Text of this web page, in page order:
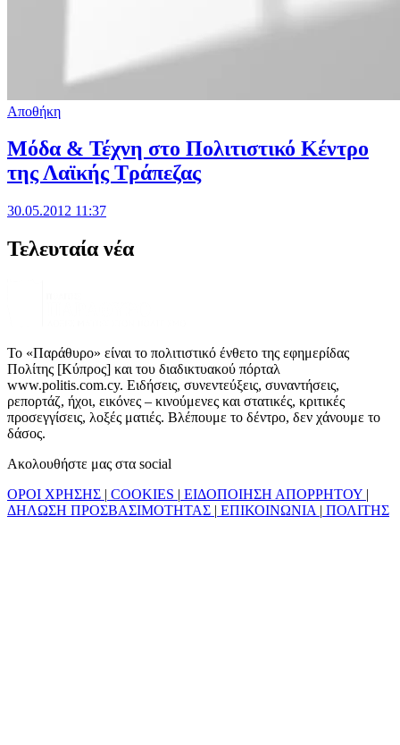
Αποθήκη
Μόδα & Τέχνη στο Πολιτιστικό Κέντρο
της Λαϊκής Τράπεζας
30.05.2012 11:37
Τελευταία νέα
Το «Παράθυρο» είναι το πολιτιστικό ένθετο της εφημερίδας
Πολίτης [Κύπρος] και του διαδικτυακού πόρταλ
www.politis.com.cy. Ειδήσεις, συνεντεύξεις, συναντήσεις,
ρεπορτάζ, ήχοι, εικόνες – κινούμενες και στατικές, κριτικές
προσεγγίσεις, λοξές ματιές. Βλέπουμε το δέντρο, δεν χάνουμε το
δάσος.
Ακολουθήστε μας στα social
ΟΡΟΙ ΧΡΗΣΗΣ | COOKIES | ΕΙΔΟΠΟΙΗΣΗ ΑΠΟΡΡΗΤΟΥ |
ΔΗΛΩΣΗ ΠΡΟΣΒΑΣΙΜΟΤΗΤΑΣ | ΕΠΙΚΟΙΝΩΝΙΑ | ΠΟΛΙΤΗΣ